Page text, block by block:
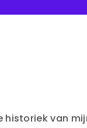
historiek van